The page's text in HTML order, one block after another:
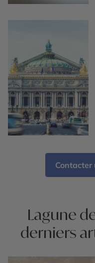
Contacter
Lagune
derniers